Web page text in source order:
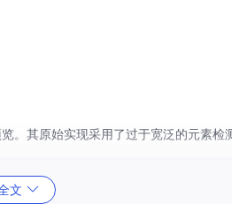
。其原始实现采用了过于宽泛的元素检
文